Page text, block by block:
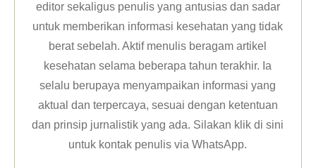
editor sekaligus penulis yang antusias dan sadar
untuk memberikan informasi kesehatan yang tidak
berat sebelah. Aktif menulis beragam artikel
kesehatan selama beberapa tahun terakhir. Ia
selalu berupaya menyampaikan informasi yang
aktual dan terpercaya, sesuai dengan ketentuan
dan prinsip jurnalistik yang ada. Silakan klikdi sini
untuk kontak penulis via WhatsApp.